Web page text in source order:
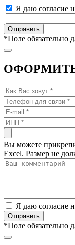
Я даю согласие
*Поле обязательно
Вы можете
Excel. Размер не
Я даю согласие
*Поле обязательно